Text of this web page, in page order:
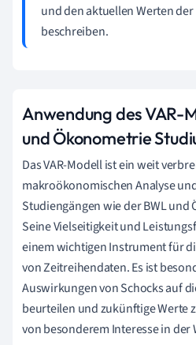
und den aktuellen Werten
beschreiben.
Anwendung des VAR-
und Ökonometrie
Das VAR-Modell ist ein weit
makroökonomischen Analyse
Studiengängen wie der BWL
Seine Vielseitigkeit und
einem wichtigen Instrument für
von Zeitreihendaten. Es ist
Auswirkungen von Schocks auf
beurteilen und zukünftige Werte
von besonderem Interesse in